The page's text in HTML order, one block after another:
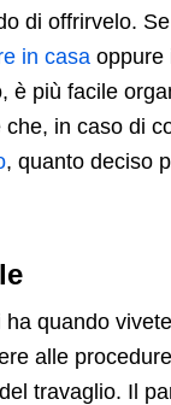
di offrirvelo.
in casa oppure
è più facile
in caso di
, quanto deciso
quando
alle
travaglio. Il